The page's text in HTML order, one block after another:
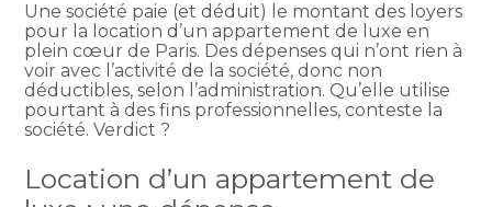
Une société paie (et déduit) le montant des loyers
pour la location d’un appartement de luxe en
plein cœur de Paris. Des dépenses qui n’ont rien à
voir avec l’activité de la société, donc non
déductibles, selon l’administration. Qu’elle utilise
pourtant à des fins professionnelles, conteste la
société. Verdict ?
Location d’un appartement de